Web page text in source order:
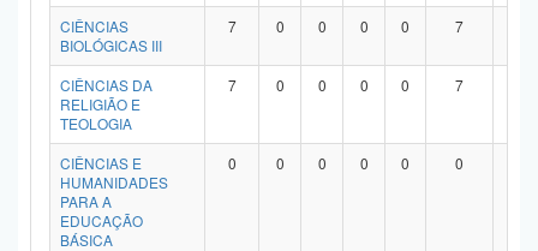
CIÊNCIAS
BIOLÓGICAS III
7 0 0 0 0 7
CIÊNCIAS DA
RELIGIÃO E
TEOLOGIA
7 0 0 0 0 7
CIÊNCIAS E
HUMANIDADES
PARA A
EDUCAÇÃO
BÁSICA
0 0 0 0 0 0